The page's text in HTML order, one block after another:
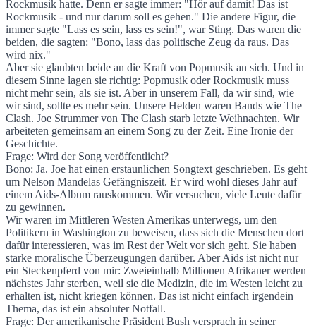
Rockmusik hatte. Denn er sagte immer: "Hör auf damit! Das ist
Rockmusik - und nur darum soll es gehen." Die andere Figur, die
immer sagte "Lass es sein, lass es sein!", war Sting. Das waren die
beiden, die sagten: "Bono, lass das politische Zeug da raus. Das
wird nix."
Aber sie glaubten beide an die Kraft von Popmusik an sich. Und in
diesem Sinne lagen sie richtig: Popmusik oder Rockmusik muss
nicht mehr sein, als sie ist. Aber in unserem Fall, da wir sind, wie
wir sind, sollte es mehr sein. Unsere Helden waren Bands wie The
Clash. Joe Strummer von The Clash starb letzte Weihnachten. Wir
arbeiteten gemeinsam an einem Song zu der Zeit. Eine Ironie der
Geschichte.
Frage: Wird der Song veröffentlicht?
Bono: Ja. Joe hat einen erstaunlichen Songtext geschrieben. Es geht
um Nelson Mandelas Gefängniszeit. Er wird wohl dieses Jahr auf
einem Aids-Album rauskommen. Wir versuchen, viele Leute dafür
zu gewinnen.
Wir waren im Mittleren Westen Amerikas unterwegs, um den
Politikern in Washington zu beweisen, dass sich die Menschen dort
dafür interessieren, was im Rest der Welt vor sich geht. Sie haben
starke moralische Überzeugungen darüber. Aber Aids ist nicht nur
ein Steckenpferd von mir: Zweieinhalb Millionen Afrikaner werden
nächstes Jahr sterben, weil sie die Medizin, die im Westen leicht zu
erhalten ist, nicht kriegen können. Das ist nicht einfach irgendein
Thema, das ist ein absoluter Notfall.
Frage: Der amerikanische Präsident Bush versprach in seiner